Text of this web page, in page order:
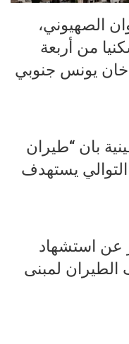
الصهيوني،
من أربعة
يونس جنوبي
بان “طيران
التوالي يستهدف
عن استشهاد
لمبنى